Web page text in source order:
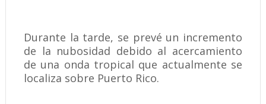
Durante la tarde, se prevé un incremento
de la nubosidad debido al acercamiento
de una onda tropical que actualmente se
localiza sobre Puerto Rico.